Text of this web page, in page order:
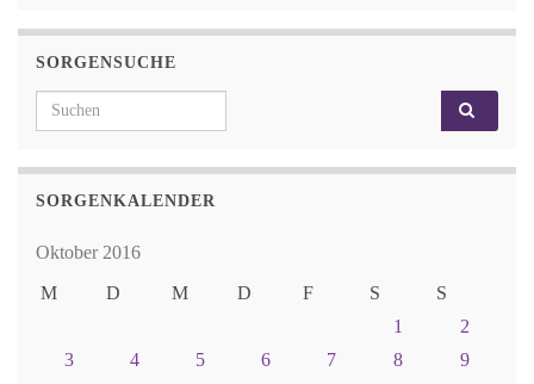
SORGENSUCHE
Search for:
SORGENKALENDER
Oktober 2016
M
D M D F S
S
1
2
3
4 5 6 7 8
9